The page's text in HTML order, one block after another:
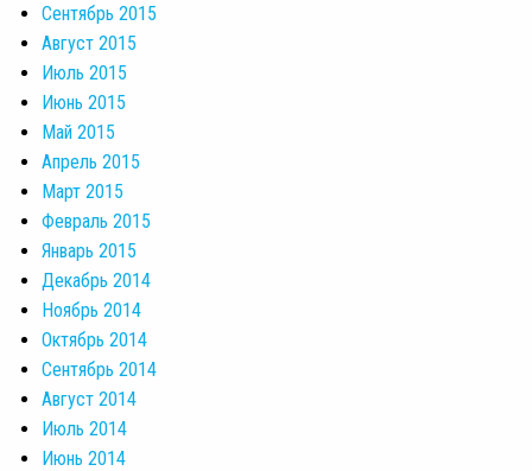
Сентябрь 2015
Август 2015
Июль 2015
Июнь 2015
Май 2015
Апрель 2015
Март 2015
Февраль 2015
Январь 2015
Декабрь 2014
Ноябрь 2014
Октябрь 2014
Сентябрь 2014
Август 2014
Июль 2014
Июнь 2014